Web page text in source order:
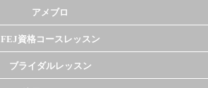
アメブロ
FEJ資格コースレッスン
ブライダルレッスン